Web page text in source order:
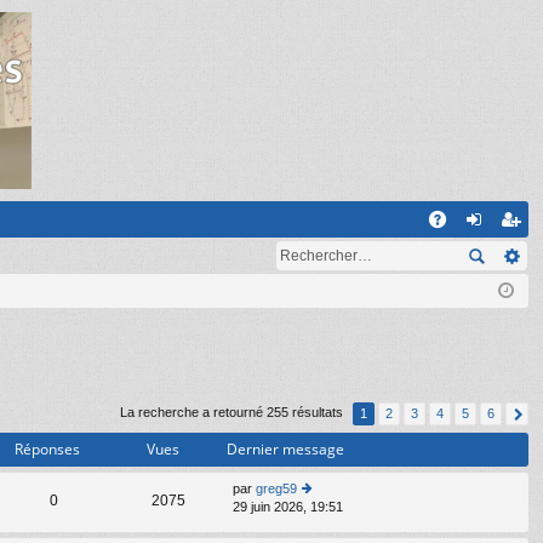
on ns
cri
La recherche a retourné 255 résultats 1 2 3 4 5 6
Réponses Vues Dernier message
0 2075
par greg59
o
29 juin 2026, 19:51